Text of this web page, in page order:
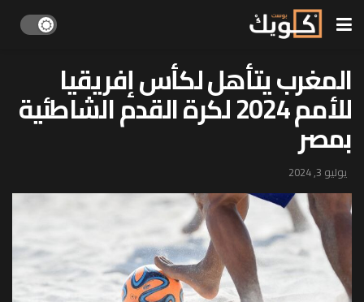
المغرب يتأهل لكأس إفريقيا
للأمم 2024 لكرة القدم الشاطئية
بمصر
يوليو 3, 2024